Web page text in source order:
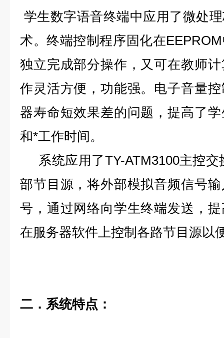
学生数字语音终端中应用了微处
术。终端控制程序固化在
独立完成部分操作，又可在教师
作灵活方便，功能强。电子音量
器寿命短效果差的问题，提高了
和*工作时间。
系统应用了TY-ATM3100主控交
部节目源，将外部模拟音频信号
号，通过网络向学生终端发送，
在服务器软件上控制各路节目源以
二．系统特点：